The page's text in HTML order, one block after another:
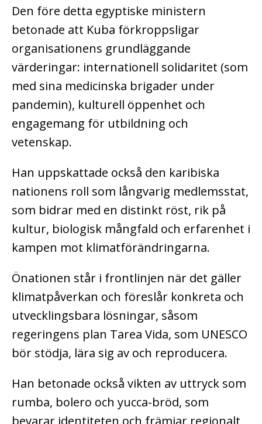
Den före detta egyptiske ministern
betonade att Kuba förkroppsligar
organisationens grundläggande
värderingar: internationell solidaritet (som
med sina medicinska brigader under
pandemin), kulturell öppenhet och
engagemang för utbildning och
vetenskap.
Han uppskattade också den karibiska
nationens roll som långvarig medlemsstat,
som bidrar med en distinkt röst, rik på
kultur, biologisk mångfald och erfarenhet i
kampen mot klimatförändringarna.
Önationen står i frontlinjen när det gäller
klimatpåverkan och föreslår konkreta och
utvecklingsbara lösningar, såsom
regeringens plan Tarea Vida, som UNESCO
bör stödja, lära sig av och reproducera.
Han betonade också vikten av uttryck som
rumba, bolero och yucca-bröd, som